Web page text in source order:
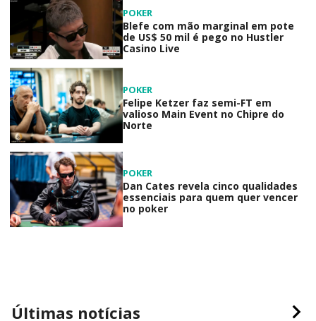
POKER
Blefe com mão marginal em pote
de US$ 50 mil é pego no Hustler
Casino Live
POKER
Felipe Ketzer faz semi-FT em
valioso Main Event no Chipre do
Norte
POKER
Dan Cates revela cinco qualidades
essenciais para quem quer vencer
no poker
Últimas notícias